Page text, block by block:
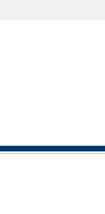
神疑鬼 港媒:只因伤自尊!